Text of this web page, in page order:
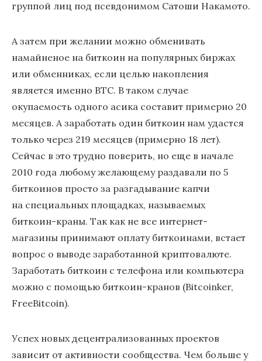
группой лиц под псевдонимом Сатоши Накамото.
А затем при желании можно обменивать
намайненое на биткоин на популярных биржах
или обменниках, если целью накопления
является именно BTC. В таком случае
окупаемость одного асика составит примерно 20
месяцев. А заработать один биткоин нам удастся
только через 219 месяцев (примерно 18 лет).
Сейчас в это трудно поверить, но еще в начале
2010 года любому желающему раздавали по 5
биткоинов просто за разгадывание капчи
на специальных площадках, называемых
биткоин-краны. Так как не все интернет-
магазины принимают оплату биткоинами, встает
вопрос о выводе заработанной криптовалюте.
Заработать биткоин с телефона или компьютера
можно с помощью биткоин-кранов (Bitcoinker,
FreeBitcoin).
Успех новых децентрализованных проектов
зависит от активности сообщества. Чем больше у